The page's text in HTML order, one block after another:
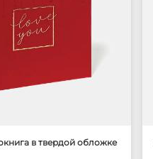
в твердой обложке